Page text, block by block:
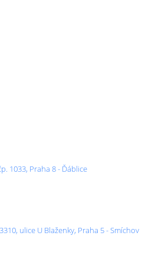
1033, Praha 8 - Ďáblice
ulice U Blaženky, Praha 5 - Smíchov